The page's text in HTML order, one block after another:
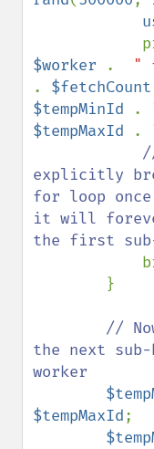
$worker
.
. $fetchCount
$tempMinId
.
$tempMaxId
.
explicitly
for loop
it will
the first
//
the next
worker
$tempMaxId;